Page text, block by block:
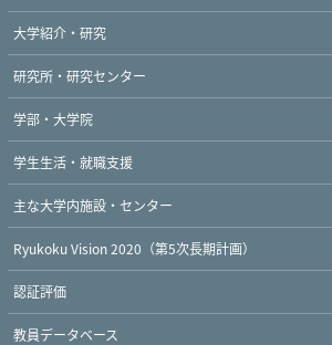
大学紹介・研究
研究所・研究センター
学部・大学院
学生生活・就職支援
主な大学内施設・センター
Ryukoku Vision 2020（第5次長期計画）
認証評価
教員データベース